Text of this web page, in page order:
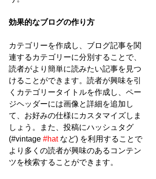
効果的なブログの作り方
カテゴリーを作成し、ブログ記事を関
連するカテゴリーに分別することで、
読者がより簡単に読みたい記事を見つ
けることができます。読者が興味を引
くカテゴリータイトルを作成し、ペー
ジヘッダーには画像と詳細を追加し
て、お好みの仕様にカスタマイズしま
しょう。また、投稿にハッシュタグ
(#vintage #hat など) を利用することで
より多くの読者が興味のあるコンテン
ツを検索することができます。